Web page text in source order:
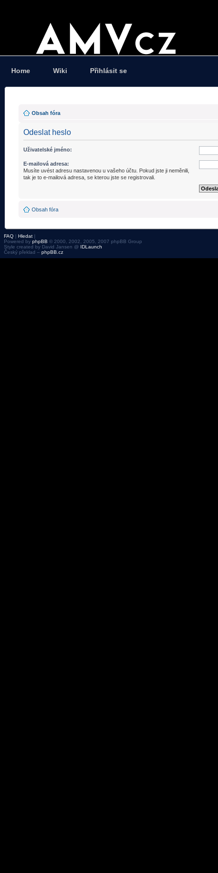
Home Wiki Přihlásit se
Obsah fóra
Odeslat heslo
Uživatelské jméno:
E-mailová adresa:
Musíte uvést adresu nastavenou u vašeho účtu. Pokud jste ji neměnili,
tak je to e-mailová adresa, se kterou jste se registrovali.
Obsah fóra
FAQ | Hledat |
Powered by phpBB © 2000, 2002, 2005, 2007 phpBB Group
Style created by David Jansen @ IDLaunch
Český překlad – phpBB.cz